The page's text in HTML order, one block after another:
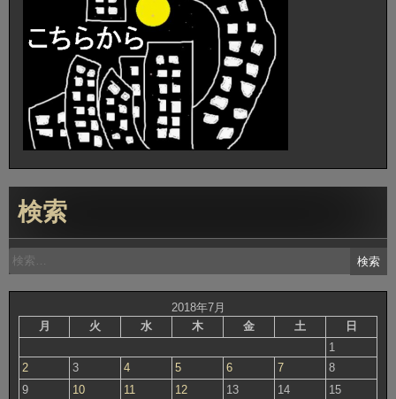
検索
検
索:
2018年7月
月
火 水 木 金 土 日
1
2
3 4 5 6 7
8
9
10 11 12 13 14
15